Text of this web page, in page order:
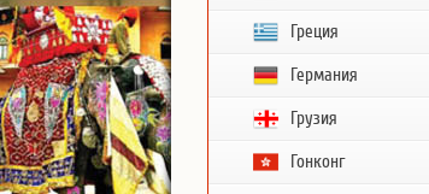
Греция
Германия
Грузия
Гонконг